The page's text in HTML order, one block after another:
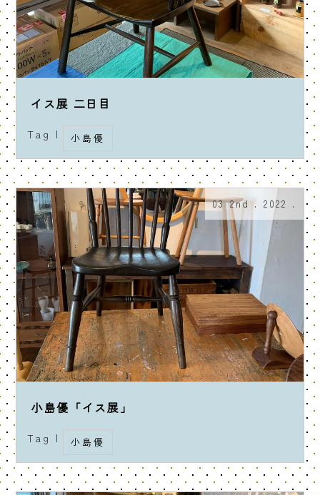
イス展 二日目
Tag | 小島優
03 2nd . 2022 .
小島優「イス展」
Tag | 小島優